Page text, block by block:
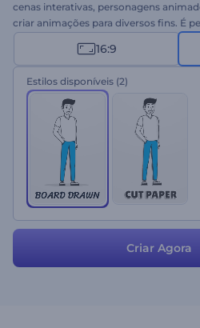
cenas interativas, personagens
criar animações para diversos fins. É
negócios, vídeos explicativos,
sua audiência e experimente hoje
16:9
Estilos disponíveis (2)
Criar Agora